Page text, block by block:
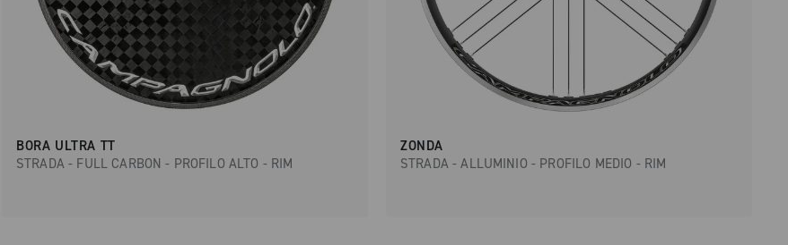
BORA ULTRA TT
STRADA - FULL CARBON - PROFILO ALTO - RIM
ZONDA
STRADA - ALLUMINIO - PROFILO MEDIO - RIM